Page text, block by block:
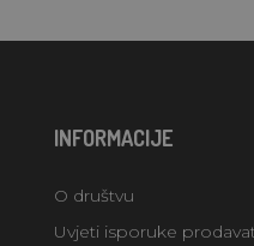
INFORMACIJE
O društvu
Uvjeti isporuke